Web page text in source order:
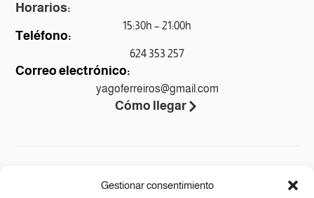
Gestionar consentimiento
Horarios:
15:30h – 21:00h
Teléfono:
624 353 257
Correo electrónico:
yagoferreiros@gmail.com
Cómo llegar